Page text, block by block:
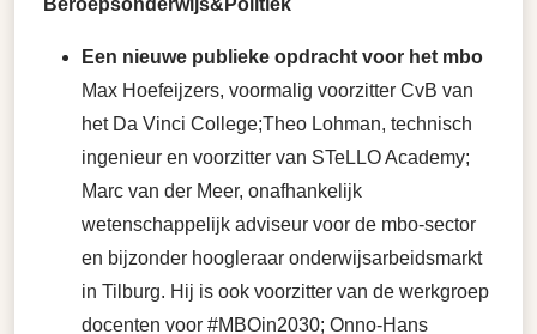
Beroepsonderwijs&Politiek
Een nieuwe publieke opdracht voor het mbo
Max Hoefeijzers, voormalig voorzitter CvB van
het Da Vinci College;Theo Lohman, technisch
ingenieur en voorzitter van STeLLO Academy;
Marc van der Meer, onafhankelijk
wetenschappelijk adviseur voor de mbo-sector
en bijzonder hoogleraar onderwijsarbeidsmarkt
in Tilburg. Hij is ook voorzitter van de werkgroep
docenten voor #MBOin2030; Onno-Hans